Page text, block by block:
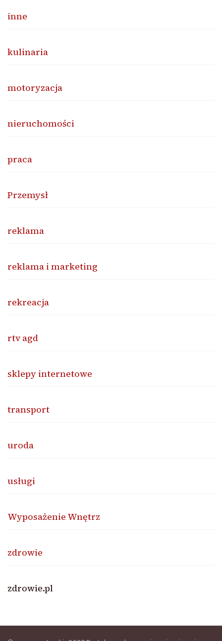
inne
kulinaria
motoryzacja
nieruchomości
praca
Przemysł
reklama
reklama i marketing
rekreacja
rtv agd
sklepy internetowe
transport
uroda
usługi
Wyposażenie Wnętrz
zdrowie
zdrowie.pl